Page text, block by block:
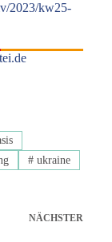
2023/kw25-
# ukraine
NÄCHSTER